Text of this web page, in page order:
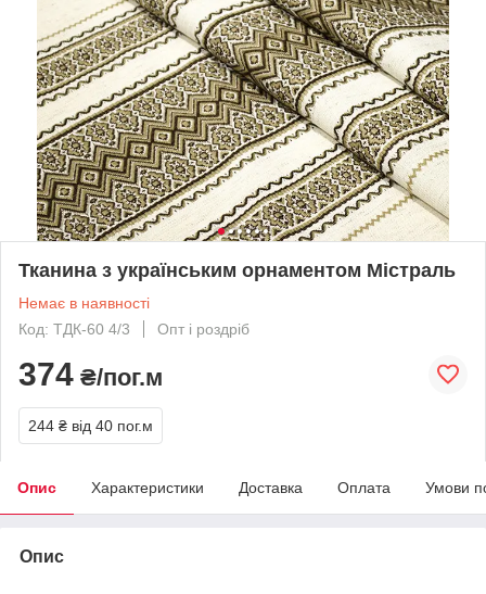
Тканина з українським орнаментом Містраль
Немає в наявності
Код: ТДК-60 4/3
Опт і роздріб
374 ₴/пог.м
244 ₴ від 40 пог.м
Опис Характеристики Доставка Оплата Умови
Опис